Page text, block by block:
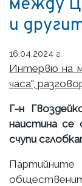
между
и
16.04.2024 г.
Интервю на
часа",
Г-н
наистина се
счупи